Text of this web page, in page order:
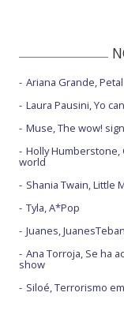
Ariana Grande, Petal
Laura Pausini, Yo
Muse, The wow!
Holly Humberstone,
world
Shania Twain, Little
Tyla, A*Pop
Juanes, JuanesTeban
Ana Torroja, Se ha
show
Siloé, Terrorismo